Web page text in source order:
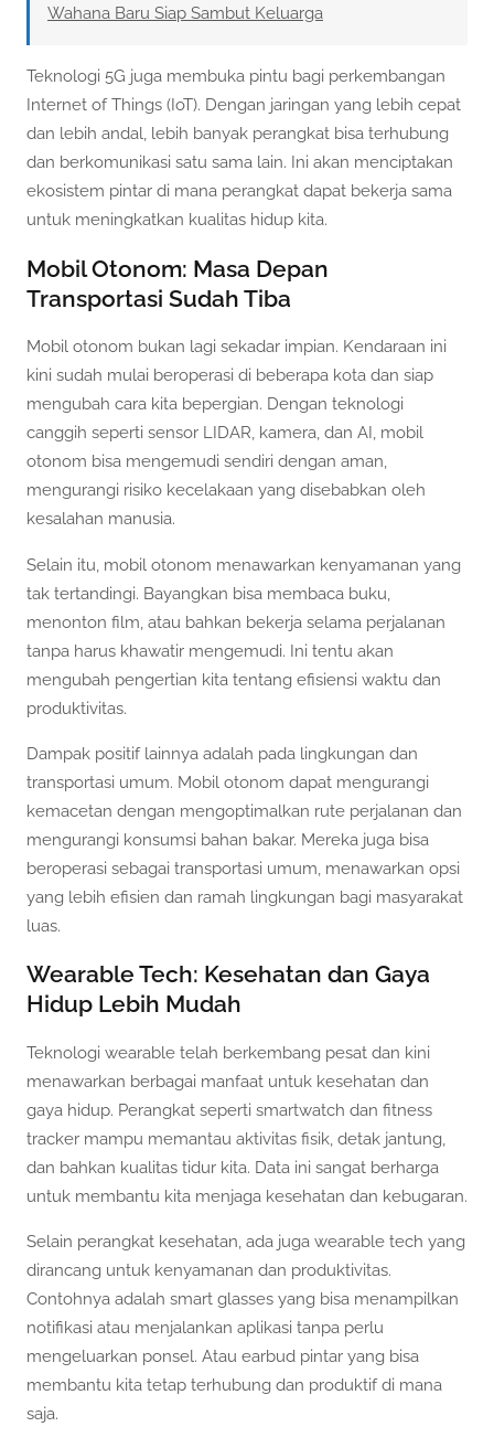
Wahana Baru Siap Sambut Keluarga
Teknologi 5G juga membuka pintu bagi perkembangan
Internet of Things (IoT). Dengan jaringan yang lebih cepat
dan lebih andal, lebih banyak perangkat bisa terhubung
dan berkomunikasi satu sama lain. Ini akan menciptakan
ekosistem pintar di mana perangkat dapat bekerja sama
untuk meningkatkan kualitas hidup kita.
Mobil Otonom: Masa Depan
Transportasi Sudah Tiba
Mobil otonom bukan lagi sekadar impian. Kendaraan ini
kini sudah mulai beroperasi di beberapa kota dan siap
mengubah cara kita bepergian. Dengan teknologi
canggih seperti sensor LIDAR, kamera, dan AI, mobil
otonom bisa mengemudi sendiri dengan aman,
mengurangi risiko kecelakaan yang disebabkan oleh
kesalahan manusia.
Selain itu, mobil otonom menawarkan kenyamanan yang
tak tertandingi. Bayangkan bisa membaca buku,
menonton film, atau bahkan bekerja selama perjalanan
tanpa harus khawatir mengemudi. Ini tentu akan
mengubah pengertian kita tentang efisiensi waktu dan
produktivitas.
Dampak positif lainnya adalah pada lingkungan dan
transportasi umum. Mobil otonom dapat mengurangi
kemacetan dengan mengoptimalkan rute perjalanan dan
mengurangi konsumsi bahan bakar. Mereka juga bisa
beroperasi sebagai transportasi umum, menawarkan opsi
yang lebih efisien dan ramah lingkungan bagi masyarakat
luas.
Wearable Tech: Kesehatan dan Gaya
Hidup Lebih Mudah
Teknologi wearable telah berkembang pesat dan kini
menawarkan berbagai manfaat untuk kesehatan dan
gaya hidup. Perangkat seperti smartwatch dan fitness
tracker mampu memantau aktivitas fisik, detak jantung,
dan bahkan kualitas tidur kita. Data ini sangat berharga
untuk membantu kita menjaga kesehatan dan kebugaran.
Selain perangkat kesehatan, ada juga wearable tech yang
dirancang untuk kenyamanan dan produktivitas.
Contohnya adalah smart glasses yang bisa menampilkan
notifikasi atau menjalankan aplikasi tanpa perlu
mengeluarkan ponsel. Atau earbud pintar yang bisa
membantu kita tetap terhubung dan produktif di mana
saja.